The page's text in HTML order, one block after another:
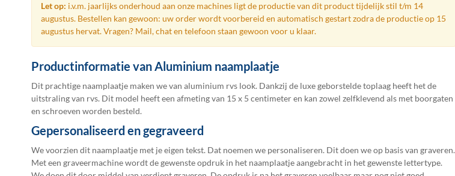
het
begin
van
de
gallerij
Let op: i.v.m. jaarlijks onderhoud aan onze machines ligt de productie van dit product tijdelijk stil t/m 14
augustus. Bestellen kan gewoon: uw order wordt voorbereid en automatisch gestart zodra de productie op 15
augustus hervat. Vragen? Mail, chat en telefoon staan gewoon voor u klaar.
Productinformatie van Aluminium naamplaatje
Dit prachtige naamplaatje maken we van aluminium rvs look. Dankzij de luxe geborstelde toplaag heeft het de
uitstraling van rvs. Dit model heeft een afmeting van 15 x 5 centimeter en kan zowel zelfklevend als met boorgaten
en schroeven worden besteld.
Gepersonaliseerd en gegraveerd
We voorzien dit naamplaatje met je eigen tekst. Dat noemen we personaliseren. Dit doen we op basis van graveren.
Met een graveermachine wordt de gewenste opdruk in het naamplaatje aangebracht in het gewenste lettertype.